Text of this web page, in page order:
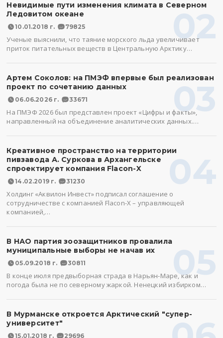
02
Невидимые пути изменения климата в Северном
Ледовитом океане
10.01.2018 г. 79825
Ученые выяснили, что таяние морского льда увеличивает
приток питательных веществ в Центральную Арктику…
03
Артем Соколов: на ПМЭФ впервые был реализован
проект по сочетанию данных
06.06.2026 г. 33671
На ПМЭФ 2026 был представлен проект «Цифры и факты»,
направленный на объединение аналитических данных.…
04
Креативное пространство на территории
пивзавода А. Суркова в Архангельске
спроектирует компания Flacon-X
14.02.2019 г. 31230
Холдинг «Аквилон Инвест» подписал соглашение о
сотрудничестве с компанией Flacon-X – управляющей
компанией,…
05
В НАО партия зоозащитников провалила
муниципальные выборы не начав их
05.09.2018 г. 30811
В конце июля предвыборная страда в Нарьян-Маре, как и
погода была не по северному жаркой. Ненецкий избирком…
В Мурманске откроется Арктический "супер-
университет"
15.01.2018 г. 29696